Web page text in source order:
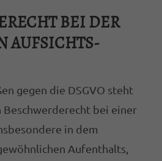
BEI DER
AUFSICHTS­
gegen die DSGVO steht
bei einer
in dem
Aufenthalts,